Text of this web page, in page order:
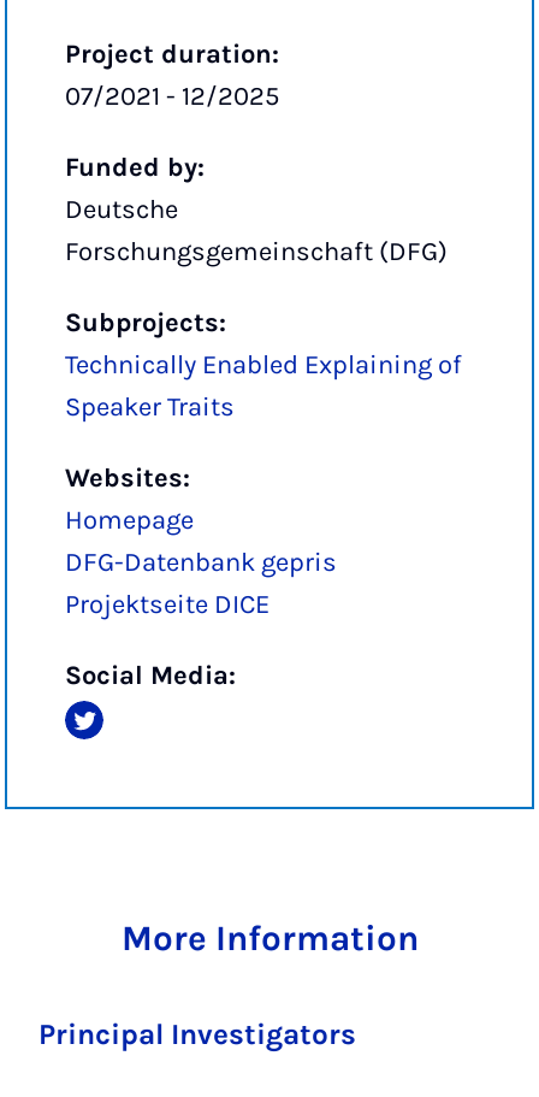
Project duration:
07/2021 - 12/2025
Funded by:
Deutsche
Forschungsgemeinschaft (DFG)
Subprojects:
Technically Enabled Explaining of
Speaker Traits
Websites:
Homepage
DFG-Datenbank gepris
Projektseite DICE
Social Media:
More Information
Principal Investigators